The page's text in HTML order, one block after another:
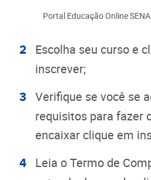
Portal Educação Online
Escolha seu curso e
inscrever;
Verifique se você se
requisitos para fazer
encaixar clique em
Leia o Termo de